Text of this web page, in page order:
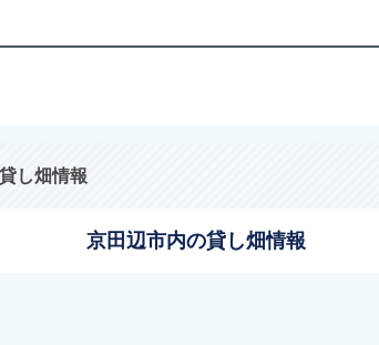
し畑情報
京田辺市内の貸し畑情報